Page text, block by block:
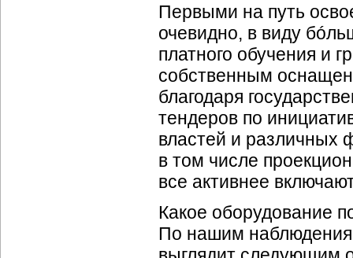
Первыми на путь
очевидно, в виду
платного обучения и
собственным
благодаря
тендеров по
властей и различных
в том числе
все активнее
Какое оборудование
По нашим